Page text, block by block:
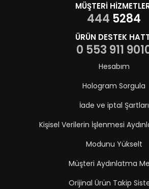
MÜŞTERİ
444 5284
ÜRÜN DESTEK
0 553 911
Hesabım
Hologram Sorgula
İade ve iptal Şartları
Kişisel Verilerin İşlenmesi
Modunu Yükselt
Müşteri Aydınlatma
Orijinal Ürün Takip